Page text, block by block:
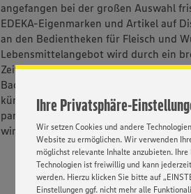
Ihre Privatsphäre-
Wir setzen Cookies und andere
Website zu ermöglichen. Wir verwenden
möglichst relevante Inhalte anzubieten.
Technologien ist freiwillig und kann
werden. Hierzu klicken Sie bitte auf
Einstellungen ggf. nicht mehr alle
angefangen bei der großen Auswahl
EDEKA-Eigenmarken und Artikel auf
an den Bedientheken für Fleisch und
Lebensmittelangebot wird durch ein
Zeitschriften sowie weiteren Artikeln
Backshop mit Sitzgelegenheiten zum
künftige Betreiber auf das Angebot
partnerschaftliche Beziehungen zu
wird diese auch in der Region von